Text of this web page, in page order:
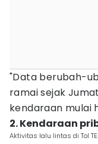
"Data berubah-
ramai sejak
kendaraan mulai
2. Kendaraan
Aktivitas lalu lintas di Tol